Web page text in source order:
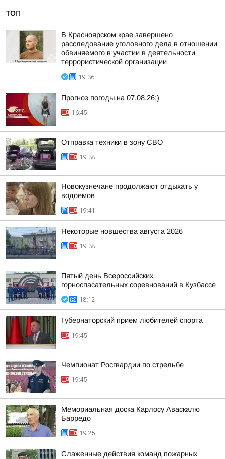
ТОП
В Красноярском крае завершено
расследование уголовного дела в отношении
обвиняемого в участии в деятельности
террористической организации
19:36
Прогноз погоды на 07.08.26:)
16:45
Отправка техники в зону СВО
19:38
Новокузнечане продолжают отдыхать у
водоемов
19:41
Некоторые новшества августа 2026
19:38
Пятый день Всероссийских
горноспасательных соревнований в Кузбассе
18:12
Губернаторский прием любителей спорта
19:45
Чемпионат Росгвардии по стрельбе
19:45
Мемориальная доска Карлосу Аваскалю
Барредо
19:25
Слаженные действия команд пожарных